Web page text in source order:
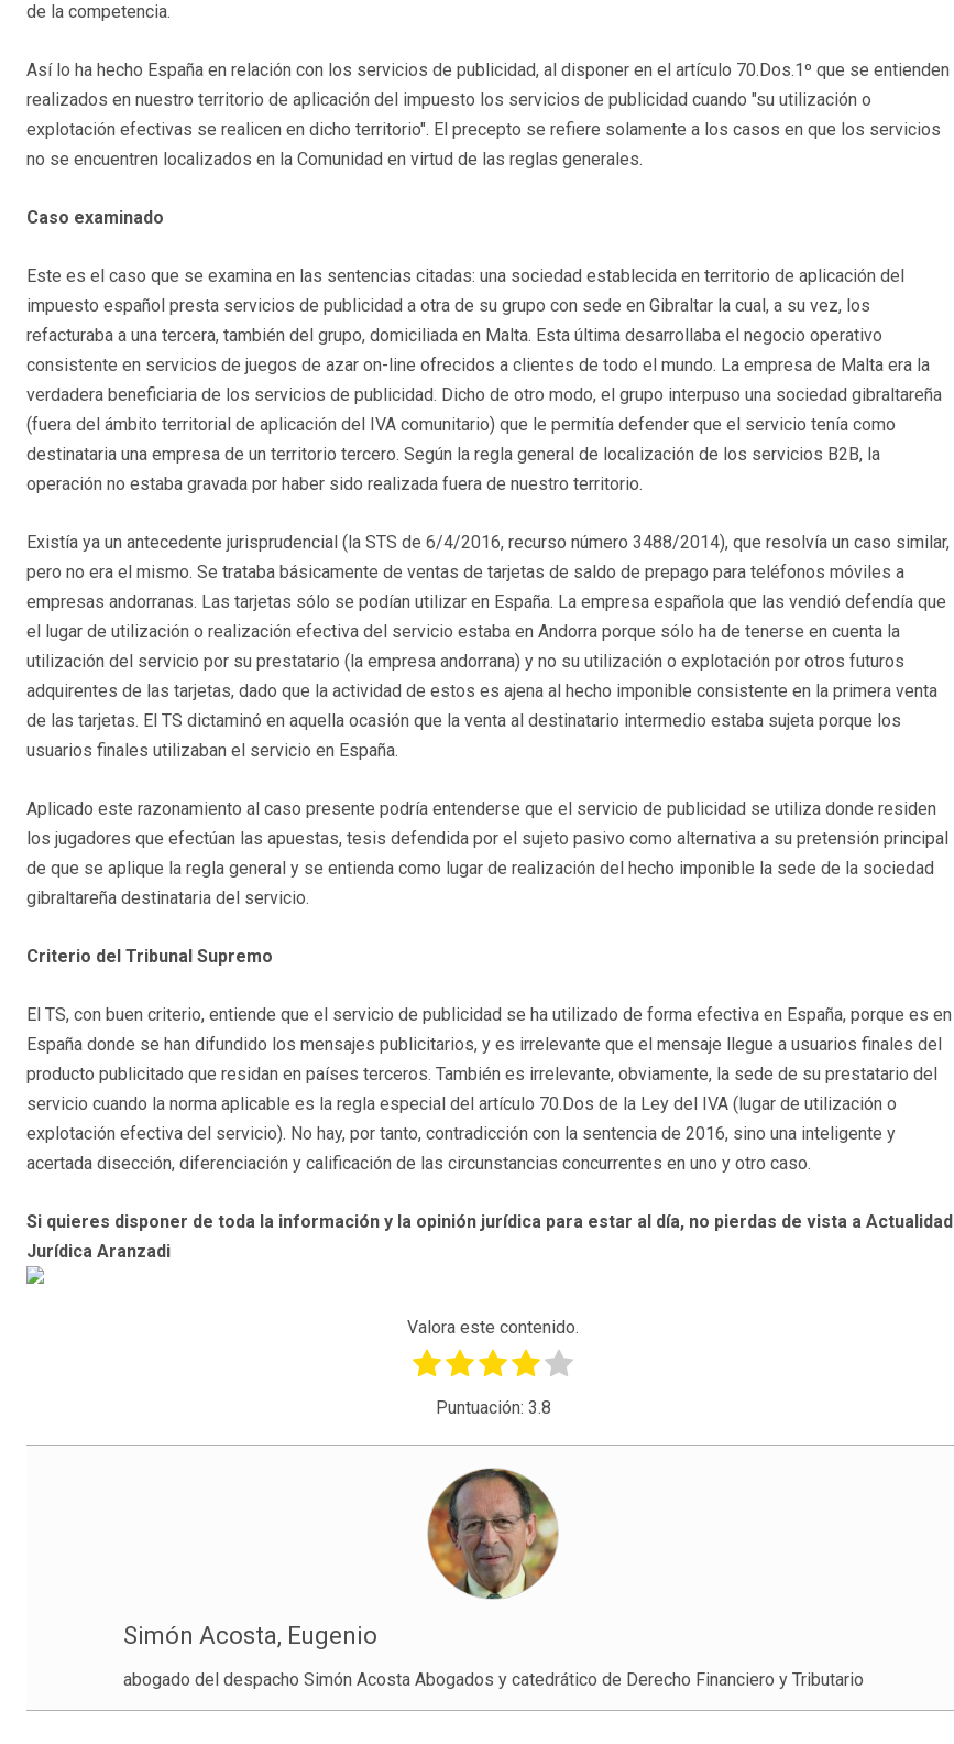
de la competencia.
Así lo ha hecho España en relación con los servicios de publicidad, al disponer en el artículo 70.Dos.1º que se entienden
realizados en nuestro territorio de aplicación del impuesto los servicios de publicidad cuando "su utilización o
explotación efectivas se realicen en dicho territorio". El precepto se refiere solamente a los casos en que los servicios
no se encuentren localizados en la Comunidad en virtud de las reglas generales.
Caso examinado
Este es el caso que se examina en las sentencias citadas: una sociedad establecida en territorio de aplicación del
impuesto español presta servicios de publicidad a otra de su grupo con sede en Gibraltar la cual, a su vez, los
refacturaba a una tercera, también del grupo, domiciliada en Malta. Esta última desarrollaba el negocio operativo
consistente en servicios de juegos de azar on-line ofrecidos a clientes de todo el mundo. La empresa de Malta era la
verdadera beneficiaria de los servicios de publicidad. Dicho de otro modo, el grupo interpuso una sociedad gibraltareña
(fuera del ámbito territorial de aplicación del IVA comunitario) que le permitía defender que el servicio tenía como
destinataria una empresa de un territorio tercero. Según la regla general de localización de los servicios B2B, la
operación no estaba gravada por haber sido realizada fuera de nuestro territorio.
Existía ya un antecedente jurisprudencial (la STS de 6/4/2016, recurso número 3488/2014), que resolvía un caso similar,
pero no era el mismo. Se trataba básicamente de ventas de tarjetas de saldo de prepago para teléfonos móviles a
empresas andorranas. Las tarjetas sólo se podían utilizar en España. La empresa española que las vendió defendía que
el lugar de utilización o realización efectiva del servicio estaba en Andorra porque sólo ha de tenerse en cuenta la
utilización del servicio por su prestatario (la empresa andorrana) y no su utilización o explotación por otros futuros
adquirentes de las tarjetas, dado que la actividad de estos es ajena al hecho imponible consistente en la primera venta
de las tarjetas. El TS dictaminó en aquella ocasión que la venta al destinatario intermedio estaba sujeta porque los
usuarios finales utilizaban el servicio en España.
Aplicado este razonamiento al caso presente podría entenderse que el servicio de publicidad se utiliza donde residen
los jugadores que efectúan las apuestas, tesis defendida por el sujeto pasivo como alternativa a su pretensión principal
de que se aplique la regla general y se entienda como lugar de realización del hecho imponible la sede de la sociedad
gibraltareña destinataria del servicio.
Criterio del Tribunal Supremo
El TS, con buen criterio, entiende que el servicio de publicidad se ha utilizado de forma efectiva en España, porque es en
España donde se han difundido los mensajes publicitarios, y es irrelevante que el mensaje llegue a usuarios finales del
producto publicitado que residan en países terceros. También es irrelevante, obviamente, la sede de su prestatario del
servicio cuando la norma aplicable es la regla especial del artículo 70.Dos de la Ley del IVA (lugar de utilización o
explotación efectiva del servicio). No hay, por tanto, contradicción con la sentencia de 2016, sino una inteligente y
acertada disección, diferenciación y calificación de las circunstancias concurrentes en uno y otro caso.
Si quieres disponer de toda la información y la opinión jurídica para estar al día, no pierdas de vista a Actualidad
Jurídica Aranzadi
Valora este contenido.
Puntuación: 3.8
Simón Acosta, Eugenio
abogado del despacho Simón Acosta Abogados y catedrático de Derecho Financiero y Tributario